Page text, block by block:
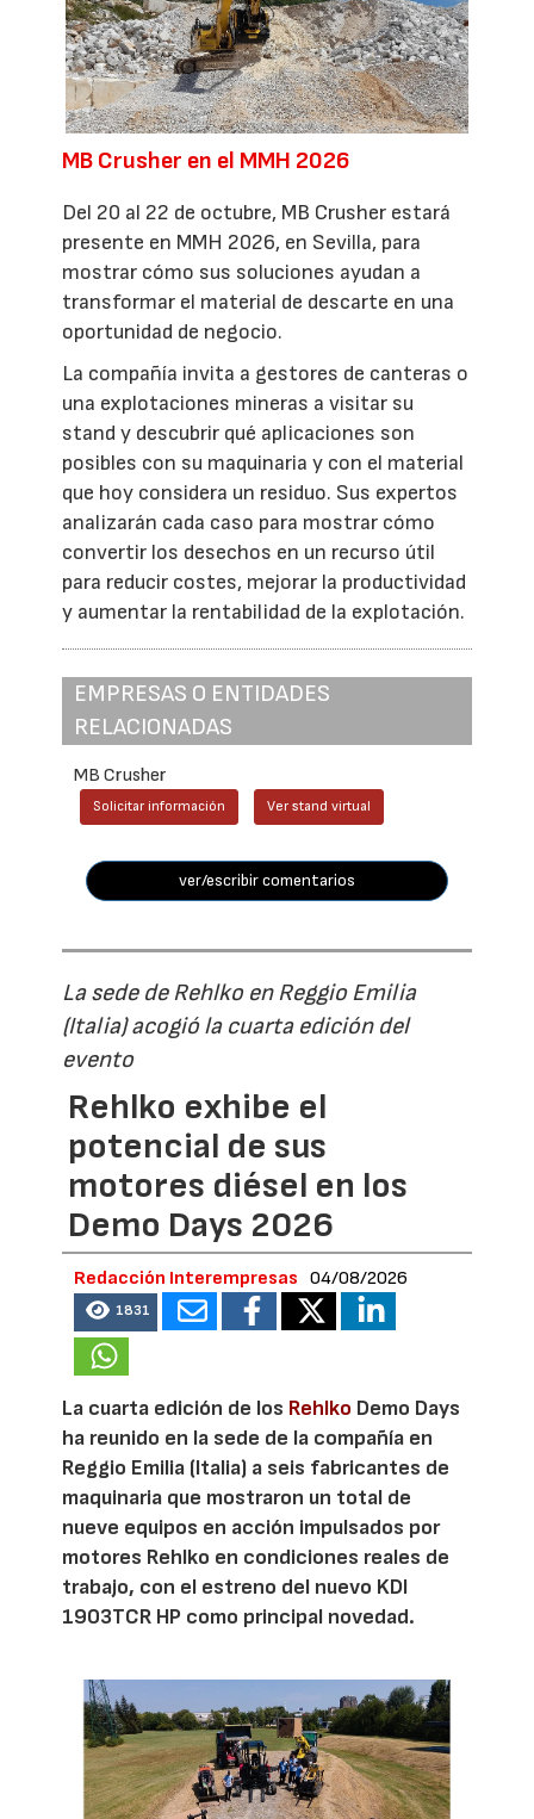
MB Crusher en el MMH 2026
Del 20 al 22 de octubre, MB Crusher estará
presente en MMH 2026, en Sevilla, para
mostrar cómo sus soluciones ayudan a
transformar el material de descarte en una
oportunidad de negocio.
La compañía invita a gestores de canteras o
una explotaciones mineras a visitar su
stand y descubrir qué aplicaciones son
posibles con su maquinaria y con el material
que hoy considera un residuo. Sus expertos
analizarán cada caso para mostrar cómo
convertir los desechos en un recurso útil
para reducir costes, mejorar la productividad
y aumentar la rentabilidad de la explotación.
EMPRESAS O ENTIDADES
RELACIONADAS
MB Crusher
Solicitar información Ver stand virtual
ver/escribir comentarios
La sede de Rehlko en Reggio Emilia
(Italia) acogió la cuarta edición del
evento
Rehlko exhibe el
potencial de sus
motores diésel en los
Demo Days 2026
Redacción Interempresas 04/08/2026
1831
La cuarta edición de los Rehlko Demo Days
ha reunido en la sede de la compañía en
Reggio Emilia (Italia) a seis fabricantes de
maquinaria que mostraron un total de
nueve equipos en acción impulsados por
motores Rehlko en condiciones reales de
trabajo, con el estreno del nuevo KDI
1903TCR HP como principal novedad.